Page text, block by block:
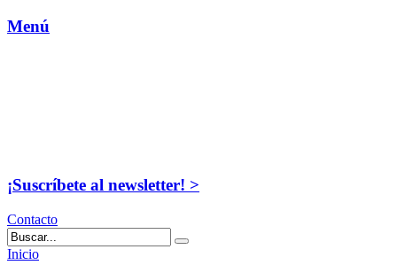
Menú
¡Suscríbete al newsletter! >
Contacto
Inicio